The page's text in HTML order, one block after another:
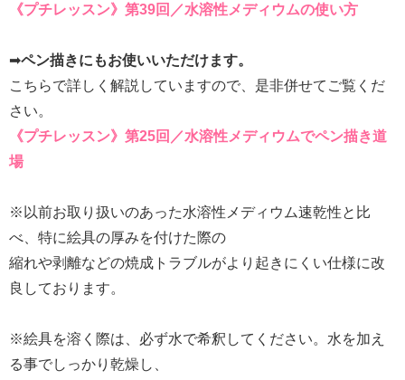
《プチレッスン》第39回／水溶性メディウムの使い方
➡ペン描きにもお使いいただけます。
こちらで詳しく解説していますので、是非併せてご覧くだ
さい。
《プチレッスン》第25回／水溶性メディウムでペン描き道
場
※以前お取り扱いのあった水溶性メディウム速乾性と比
べ、特に絵具の厚みを付けた際の
縮れや剥離などの焼成トラブルがより起きにくい仕様に改
良しております。
※絵具を溶く際は、必ず水で希釈してください。水を加え
る事でしっかり乾燥し、